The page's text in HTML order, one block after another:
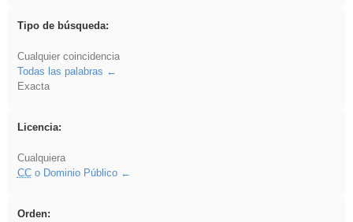
Tipo de búsqueda:
Cualquier coincidencia
Todas las palabras
Exacta
Licencia:
Cualquiera
CCo Dominio Público
Orden: